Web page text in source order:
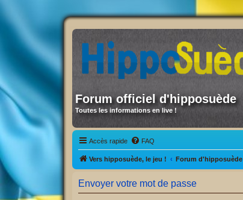
Forum officiel d'hipposuède
Toutes les informations en live !
Accès rapide FAQ
Vers hipposuède, le jeu ! Forum d'hipposuède
Envoyer votre mot de passe